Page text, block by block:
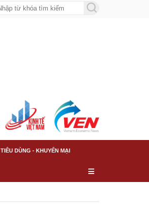
TIÊU DÙNG - KHUYẾN MẠI